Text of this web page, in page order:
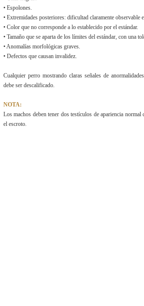
• Espolones.
• Extremidades posteriores: dificultad claramente observable
• Color que no corresponde a lo establecido por el estándar.
• Tamaño que se aparta de los límites del estándar, con una
• Anomalías morfológicas graves.
• Defectos que causan invalidez.
Cualquier perro mostrando claras señales de
debe ser descalificado.
NOTA:
Los machos deben tener dos testículos de apariencia normal
el escroto.